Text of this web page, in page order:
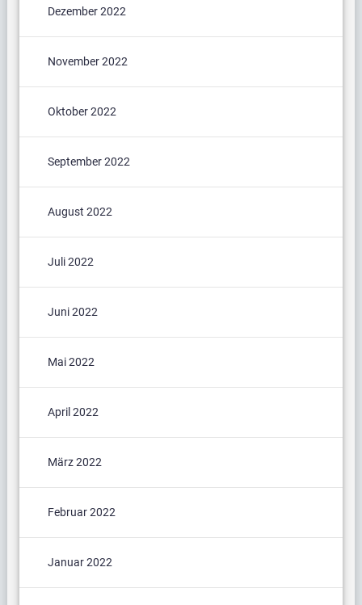
Dezember 2022
November 2022
Oktober 2022
September 2022
August 2022
Juli 2022
Juni 2022
Mai 2022
April 2022
März 2022
Februar 2022
Januar 2022